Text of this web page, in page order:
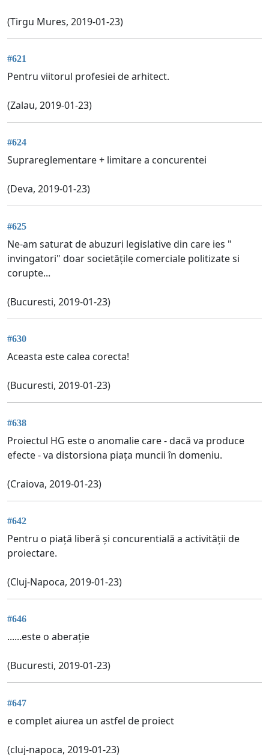
(Tirgu Mures, 2019-01-23)
#621
Pentru viitorul profesiei de arhitect.
(Zalau, 2019-01-23)
#624
Suprareglementare + limitare a concurentei
(Deva, 2019-01-23)
#625
Ne-am saturat de abuzuri legislative din care ies "
invingatori" doar societățile comerciale politizate si
corupte...
(Bucuresti, 2019-01-23)
#630
Aceasta este calea corecta!
(Bucuresti, 2019-01-23)
#638
Proiectul HG este o anomalie care - dacă va produce
efecte - va distorsiona piața muncii în domeniu.
(Craiova, 2019-01-23)
#642
Pentru o piață liberă și concurentială a activității de
proiectare.
(Cluj-Napoca, 2019-01-23)
#646
......este o aberație
(Bucuresti, 2019-01-23)
#647
e complet aiurea un astfel de proiect
(cluj-napoca, 2019-01-23)